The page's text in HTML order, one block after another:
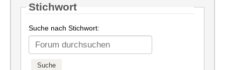
Stichwort
Suche nach Stichwort: